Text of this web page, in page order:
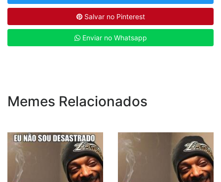
Salvar no Pinterest
Enviar no Whatsapp
Memes Relacionados